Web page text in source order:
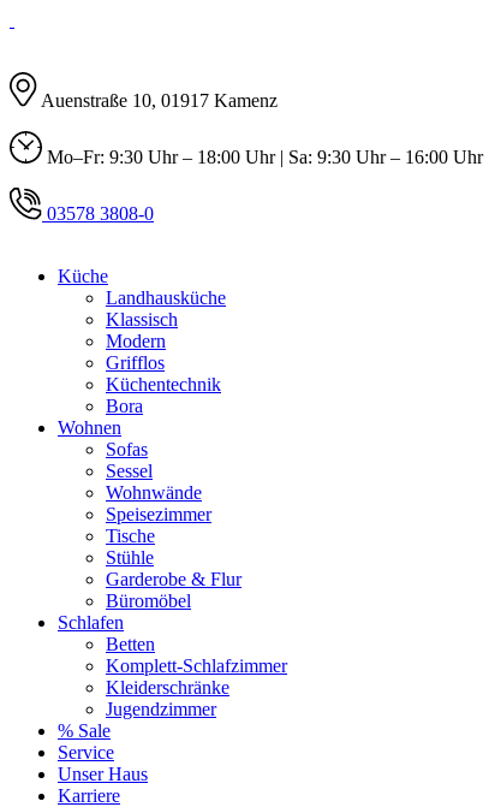
Auenstraße 10, 01917 Kamenz
Mo–Fr: 9:30 Uhr – 18:00 Uhr | Sa: 9:30 Uhr – 16:00 Uhr
03578 3808-0
Küche
Landhausküche
Klassisch
Modern
Grifflos
Küchentechnik
Bora
Wohnen
Sofas
Sessel
Wohnwände
Speisezimmer
Tische
Stühle
Garderobe & Flur
Büromöbel
Schlafen
Betten
Komplett-Schlafzimmer
Kleiderschränke
Jugendzimmer
% Sale
Service
Unser Haus
Karriere